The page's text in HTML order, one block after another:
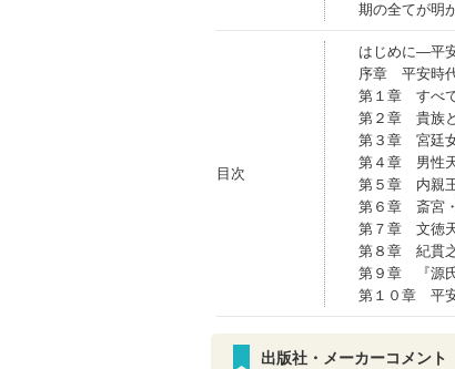
期の全てが明
目次
はじめに―平
序章 平安時
第１章 すべ
第２章 貴族
第３章 宮廷
第４章 男性
第５章 内親
第６章 斎宮
第７章 文徳
第８章 紀貫
第９章 『源
第１０章 平
出版社・メーカーコメント